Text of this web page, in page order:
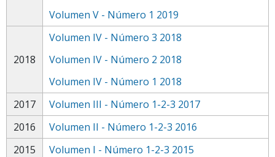
Volumen V - Número 1 2019
2018
Volumen IV - Número 3 2018
Volumen IV - Número 2 2018
Volumen IV - Número 1 2018
2017
Volumen III - Número 1-2-3 2017
2016
Volumen II - Número 1-2-3 2016
2015
Volumen I - Número 1-2-3 2015